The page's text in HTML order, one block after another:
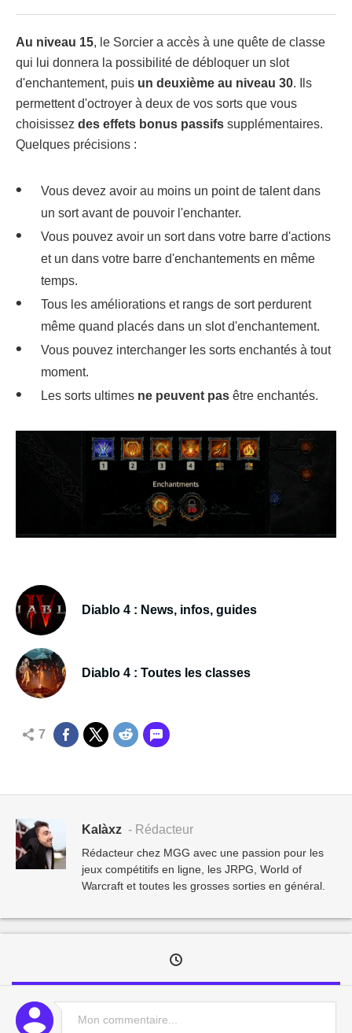
Au niveau 15, le Sorcier a accès à une quête de classe
qui lui donnera la possibilité de débloquer un slot
d'enchantement, puis un deuxième au niveau 30. Ils
permettent d'octroyer à deux de vos sorts que vous
choisissez des effets bonus passifs supplémentaires.
Quelques précisions :
Vous devez avoir au moins un point de talent dans
un sort avant de pouvoir l'enchanter.
Vous pouvez avoir un sort dans votre barre d'actions
et un dans votre barre d'enchantements en même
temps.
Tous les améliorations et rangs de sort perdurent
même quand placés dans un slot d'enchantement.
Vous pouvez interchanger les sorts enchantés à tout
moment.
Les sorts ultimes ne peuvent pas être enchantés.
Diablo 4 : News, infos, guides
Diablo 4 : Toutes les classes
7
Kalàxz - Rédacteur
Rédacteur chez MGG avec une passion pour les
jeux compétitifs en ligne, les JRPG, World of
Warcraft et toutes les grosses sorties en général.